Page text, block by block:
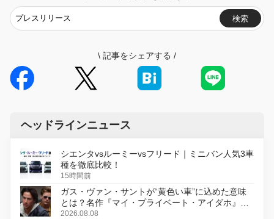
検索
\ 記事をシェアする /
ヘッドラインニュース
シエンタvsルーミーvsフリード｜ミニバン人気3車
種を徹底比較！
15時間前
ガス・ヴァン・サントが“黄色い車”に込めた意味
とは？名作『マイ・プライベート・アイダホ』が
初のデジタルリマスター版で復活
2026.08.08